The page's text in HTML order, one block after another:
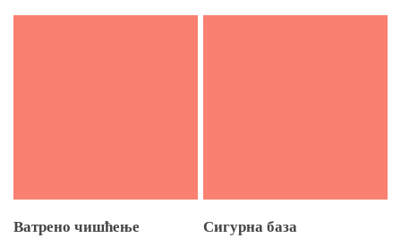
Ватрено чишћење Сигурна база